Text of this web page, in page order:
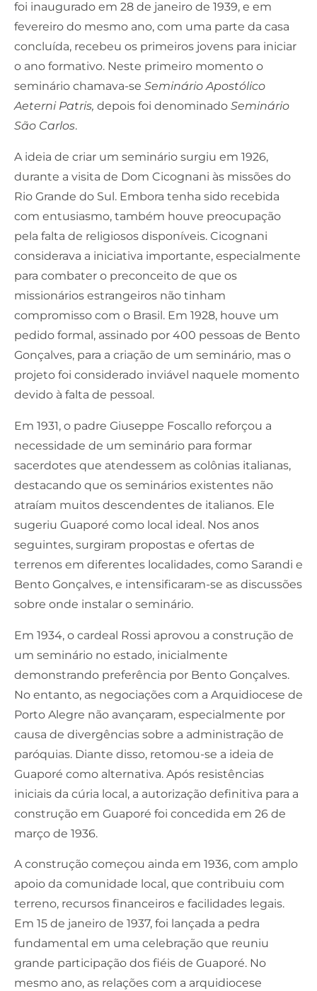
foi inaugurado em 28 de janeiro de 1939, e em
fevereiro do mesmo ano, com uma parte da casa
concluída, recebeu os primeiros jovens para iniciar
o ano formativo. Neste primeiro momento o
seminário chamava-se Seminário Apostólico
Aeterni Patris, depois foi denominado Seminário
São Carlos.
A ideia de criar um seminário surgiu em 1926,
durante a visita de Dom Cicognani às missões do
Rio Grande do Sul. Embora tenha sido recebida
com entusiasmo, também houve preocupação
pela falta de religiosos disponíveis. Cicognani
considerava a iniciativa importante, especialmente
para combater o preconceito de que os
missionários estrangeiros não tinham
compromisso com o Brasil. Em 1928, houve um
pedido formal, assinado por 400 pessoas de Bento
Gonçalves, para a criação de um seminário, mas o
projeto foi considerado inviável naquele momento
devido à falta de pessoal.
Em 1931, o padre Giuseppe Foscallo reforçou a
necessidade de um seminário para formar
sacerdotes que atendessem as colônias italianas,
destacando que os seminários existentes não
atraíam muitos descendentes de italianos. Ele
sugeriu Guaporé como local ideal. Nos anos
seguintes, surgiram propostas e ofertas de
terrenos em diferentes localidades, como Sarandi e
Bento Gonçalves, e intensificaram-se as discussões
sobre onde instalar o seminário.
Em 1934, o cardeal Rossi aprovou a construção de
um seminário no estado, inicialmente
demonstrando preferência por Bento Gonçalves.
No entanto, as negociações com a Arquidiocese de
Porto Alegre não avançaram, especialmente por
causa de divergências sobre a administração de
paróquias. Diante disso, retomou-se a ideia de
Guaporé como alternativa. Após resistências
iniciais da cúria local, a autorização definitiva para a
construção em Guaporé foi concedida em 26 de
março de 1936.
A construção começou ainda em 1936, com amplo
apoio da comunidade local, que contribuiu com
terreno, recursos financeiros e facilidades legais.
Em 15 de janeiro de 1937, foi lançada a pedra
fundamental em uma celebração que reuniu
grande participação dos fiéis de Guaporé. No
mesmo ano, as relações com a arquidiocese